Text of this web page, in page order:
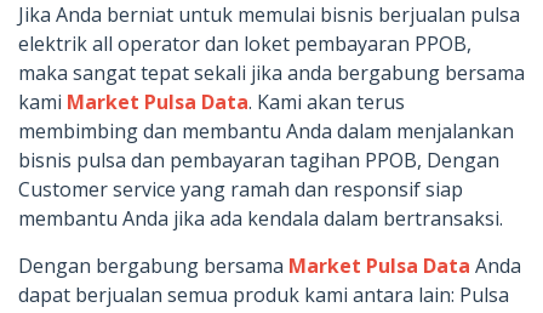
Jika Anda berniat untuk memulai bisnis berjualan pulsa
elektrik all operator dan loket pembayaran PPOB,
maka sangat tepat sekali jika anda bergabung bersama
kami Market Pulsa Data. Kami akan terus
membimbing dan membantu Anda dalam menjalankan
bisnis pulsa dan pembayaran tagihan PPOB, Dengan
Customer service yang ramah dan responsif siap
membantu Anda jika ada kendala dalam bertransaksi.
Dengan bergabung bersama Market Pulsa Data Anda
dapat berjualan semua produk kami antara lain: Pulsa